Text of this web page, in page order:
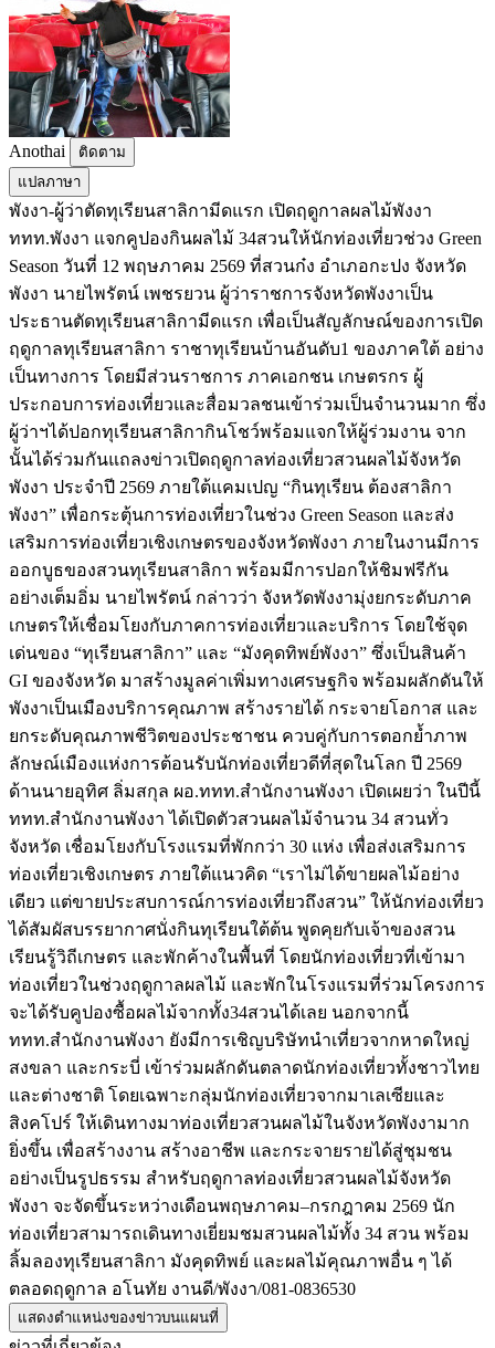
Anothai
ติดตาม
แปลภาษา
พังงา-ผู้ว่าตัดทุเรียนสาลิกามีดแรก เปิดฤดูกาลผลไม้พังงา
ททท.พังงา แจกคูปองกินผลไม้ 34สวนให้นักท่องเที่ยวช่วง Green
Season วันที่ 12 พฤษภาคม 2569 ที่สวนก๋ง อำเภอกะปง จังหวัด
พังงา นายไพรัตน์ เพชรยวน ผู้ว่าราชการจังหวัดพังงาเป็น
ประธานตัดทุเรียนสาลิกามีดแรก เพื่อเป็นสัญลักษณ์ของการเปิด
ฤดูกาลทุเรียนสาลิกา ราชาทุเรียนบ้านอันดับ1 ของภาคใต้ อย่าง
เป็นทางการ โดยมีส่วนราชการ ภาคเอกชน เกษตรกร ผู้
ประกอบการท่องเที่ยวและสื่อมวลชนเข้าร่วมเป็นจำนวนมาก ซึ่ง
ผู้ว่าฯได้ปอกทุเรียนสาลิกากินโชว์พร้อมแจกให้ผู้ร่วมงาน จาก
นั้นได้ร่วมกันแถลงข่าวเปิดฤดูกาลท่องเที่ยวสวนผลไม้จังหวัด
พังงา ประจำปี 2569 ภายใต้แคมเปญ “กินทุเรียน ต้องสาลิกา
พังงา” เพื่อกระตุ้นการท่องเที่ยวในช่วง Green Season และส่ง
เสริมการท่องเที่ยวเชิงเกษตรของจังหวัดพังงา ภายในงานมีการ
ออกบูธของสวนทุเรียนสาลิกา พร้อมมีการปอกให้ชิมฟรีกัน
อย่างเต็มอิ่ม นายไพรัตน์ กล่าวว่า จังหวัดพังงามุ่งยกระดับภาค
เกษตรให้เชื่อมโยงกับภาคการท่องเที่ยวและบริการ โดยใช้จุด
เด่นของ “ทุเรียนสาลิกา” และ “มังคุดทิพย์พังงา” ซึ่งเป็นสินค้า
GI ของจังหวัด มาสร้างมูลค่าเพิ่มทางเศรษฐกิจ พร้อมผลักดันให้
พังงาเป็นเมืองบริการคุณภาพ สร้างรายได้ กระจายโอกาส และ
ยกระดับคุณภาพชีวิตของประชาชน ควบคู่กับการตอกย้ำภาพ
ลักษณ์เมืองแห่งการต้อนรับนักท่องเที่ยวดีที่สุดในโลก ปี 2569
ด้านนายอุทิศ ลิ่มสกุล ผอ.ททท.สำนักงานพังงา เปิดเผยว่า ในปีนี้
ททท.สำนักงานพังงา ได้เปิดตัวสวนผลไม้จำนวน 34 สวนทั่ว
จังหวัด เชื่อมโยงกับโรงแรมที่พักกว่า 30 แห่ง เพื่อส่งเสริมการ
ท่องเที่ยวเชิงเกษตร ภายใต้แนวคิด “เราไม่ได้ขายผลไม้อย่าง
เดียว แต่ขายประสบการณ์การท่องเที่ยวถึงสวน” ให้นักท่องเที่ยว
ได้สัมผัสบรรยากาศนั่งกินทุเรียนใต้ต้น พูดคุยกับเจ้าของสวน
เรียนรู้วิถีเกษตร และพักค้างในพื้นที่ โดยนักท่องเที่ยวที่เข้ามา
ท่องเที่ยวในช่วงฤดูกาลผลไม้ และพักในโรงแรมที่ร่วมโครงการ
จะได้รับคูปองซื้อผลไม้จากทั้ง34สวนได้เลย นอกจากนี้
ททท.สำนักงานพังงา ยังมีการเชิญบริษัทนำเที่ยวจากหาดใหญ่
สงขลา และกระบี่ เข้าร่วมผลักดันตลาดนักท่องเที่ยวทั้งชาวไทย
และต่างชาติ โดยเฉพาะกลุ่มนักท่องเที่ยวจากมาเลเซียและ
สิงคโปร์ ให้เดินทางมาท่องเที่ยวสวนผลไม้ในจังหวัดพังงามาก
ยิ่งขึ้น เพื่อสร้างงาน สร้างอาชีพ และกระจายรายได้สู่ชุมชน
อย่างเป็นรูปธรรม สำหรับฤดูกาลท่องเที่ยวสวนผลไม้จังหวัด
พังงา จะจัดขึ้นระหว่างเดือนพฤษภาคม–กรกฎาคม 2569 นัก
ท่องเที่ยวสามารถเดินทางเยี่ยมชมสวนผลไม้ทั้ง 34 สวน พร้อม
ลิ้มลองทุเรียนสาลิกา มังคุดทิพย์ และผลไม้คุณภาพอื่น ๆ ได้
ตลอดฤดูกาล อโนทัย งานดี/พังงา/081-0836530
แสดงตำแหน่งของข่าวบนแผนที่